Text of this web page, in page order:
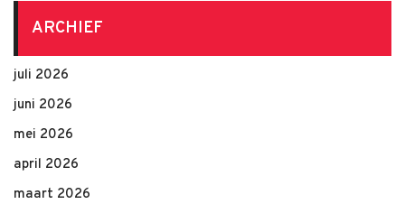
ARCHIEF
juli 2026
juni 2026
mei 2026
april 2026
maart 2026